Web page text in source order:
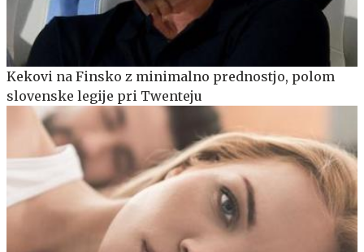
Kekovi na Finsko z minimalno prednostjo, polom
slovenske legije pri Twenteju